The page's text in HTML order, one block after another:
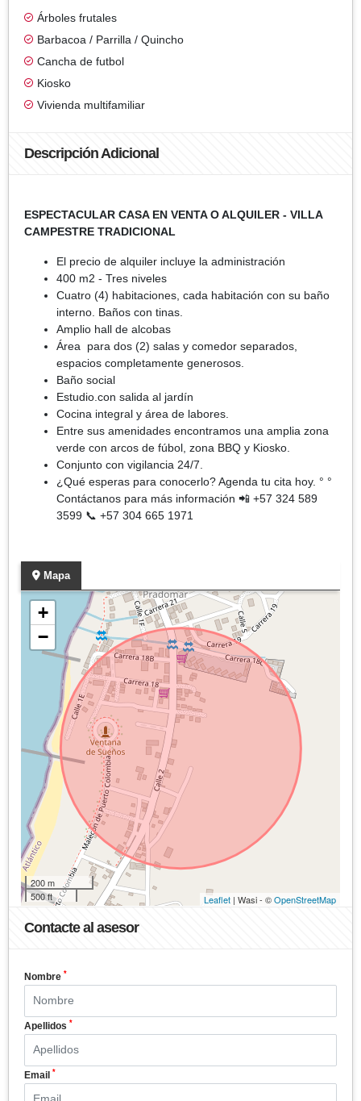
Árboles frutales
Barbacoa / Parrilla / Quincho
Cancha de futbol
Kiosko
Vivienda multifamiliar
Descripción Adicional
ESPECTACULAR CASA EN VENTA O ALQUILER - VILLA
CAMPESTRE TRADICIONAL
El precio de alquiler incluye la administración
400 m2 - Tres niveles
Cuatro (4) habitaciones, cada habitación con su baño
interno. Baños con tinas.
Amplio hall de alcobas
Área para dos (2) salas y comedor separados,
espacios completamente generosos.
Baño social
Estudio.con salida al jardín
Cocina integral y área de labores.
Entre sus amenidades encontramos una amplia zona
verde con arcos de fúbol, zona BBQ y Kiosko.
Conjunto con vigilancia 24/7.
¿Qué esperas para conocerlo? Agenda tu cita hoy. ° °
Contáctanos para más información 📲 +57 324 589
3599 📞 +57 304 665 1971
Mapa
+
−
200 m
500 ft
Leaflet | Wasi - ©OpenStreetMap
Contacte al asesor
Nombre *
Apellidos *
Email *